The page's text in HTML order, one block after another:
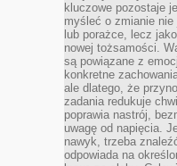
kluczowe pozostaje
myśleć o zmianie
lub porażce, lecz
nowej tożsamości.
są powiązane z
konkretne
ale dlatego, że
zadania redukuje
poprawia nastrój,
uwagę od napięcia.
nawyk, trzeba
odpowiada na